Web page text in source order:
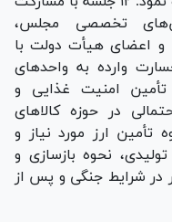
تخصصی مجلس،
اعضای هیأت دولت با
وارده به واحدهای
امنیت غذایی و
در حوزه کالاهای
تأمین ارز مورد نیاز و
نحوه بازسازی و
شرایط جنگی و پس از